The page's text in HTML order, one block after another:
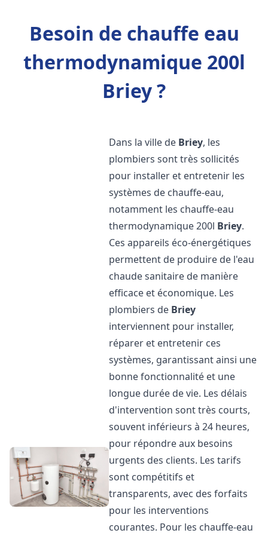
Besoin de chauffe eau
thermodynamique 200l
Briey ?
Dans la ville de Briey, les
plombiers sont très sollicités
pour installer et entretenir les
systèmes de chauffe-eau,
notamment les chauffe-eau
thermodynamique 200l Briey.
Ces appareils éco-énergétiques
permettent de produire de l'eau
chaude sanitaire de manière
efficace et économique. Les
plombiers de Briey
interviennent pour installer,
réparer et entretenir ces
systèmes, garantissant ainsi une
bonne fonctionnalité et une
longue durée de vie. Les délais
d'intervention sont très courts,
souvent inférieurs à 24 heures,
pour répondre aux besoins
urgents des clients. Les tarifs
sont compétitifs et
transparents, avec des forfaits
pour les interventions
courantes. Pour les chauffe-eau